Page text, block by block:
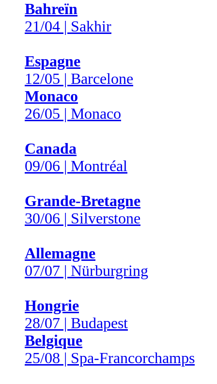
Bahreïn
21/04 | Sakhir
Espagne
12/05 | Barcelone
Monaco
26/05 | Monaco
Canada
09/06 | Montréal
Grande-Bretagne
30/06 | Silverstone
Allemagne
07/07 | Nürburgring
Hongrie
28/07 | Budapest
Belgique
25/08 | Spa-Francorchamps